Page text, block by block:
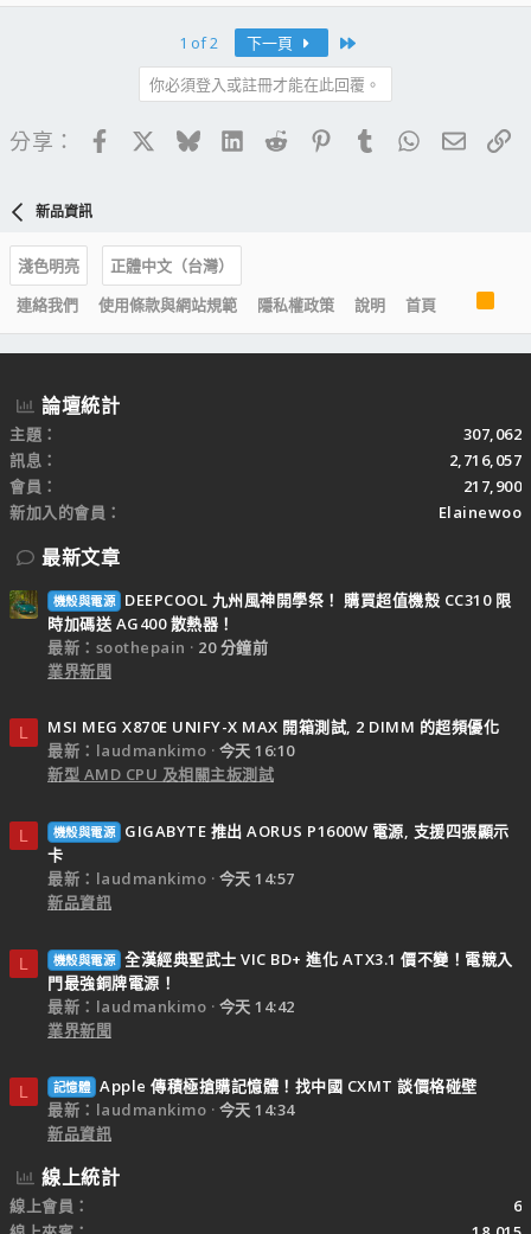
1 of 2 下一頁
你必須登入或註冊才能在此回覆。
分享： FacebookBlueskyLinkedIn
Reddit PinterestTumblrWhatsApp
電子
新品資訊
淺色明亮
正體中文（台灣）
連絡我們
使用條款與網站規範 隱私權政策 說明 首頁
S
論壇統計
主題
307,062
訊息
2,716,057
會員
217,900
新加入的會員
Elainewoo
最新文章
機殼與電源
DEEPCOOL 九州風神開學祭！ 購買超值機殼 CC310 限
時加碼送 AG400 散熱器！
最新：soothepain
20 分鐘前
業界新聞
L
MSI MEG X870E UNIFY-X MAX 開箱測試, 2 DIMM 的超頻優化
最新：laudmankimo
今天 16:10
新型 AMD CPU 及相關主板測試
L 機殼與電源
GIGABYTE 推出 AORUS P1600W 電源, 支援四張顯示
卡
最新：laudmankimo
今天 14:57
新品資訊
L 機殼與電源 全漢經典聖武士 VIC BD+ 進化 ATX3.1 價不變！電競入
門最強銅牌電源！
最新：laudmankimo
今天 14:42
業界新聞
L 記憶體 Apple 傳積極搶購記憶體！找中國 CXMT 談價格碰壁
最新：laudmankimo
今天 14:34
新品資訊
線上統計
線上會員
6